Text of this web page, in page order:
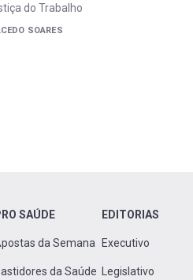
do Trabalho
SOARES
SAÚDE
da Semana
da Saúde
EDITORIAS
Executivo
Legislativo